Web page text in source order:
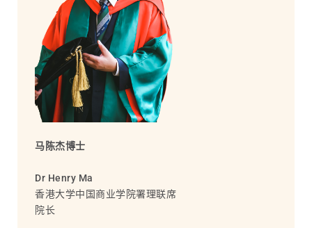
马陈杰博士
Dr Henry Ma
香港大学中国商业学院署理联席
院长